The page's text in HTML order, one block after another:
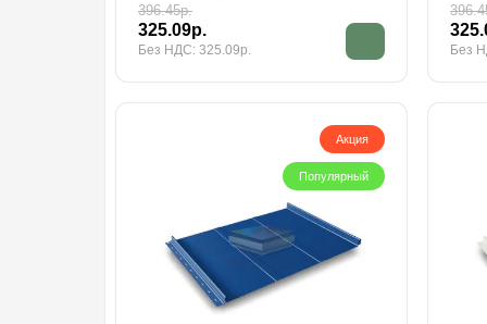
396.45р.
325.09р.
Без НДС: 325.09р. Без
Акция
Популярный